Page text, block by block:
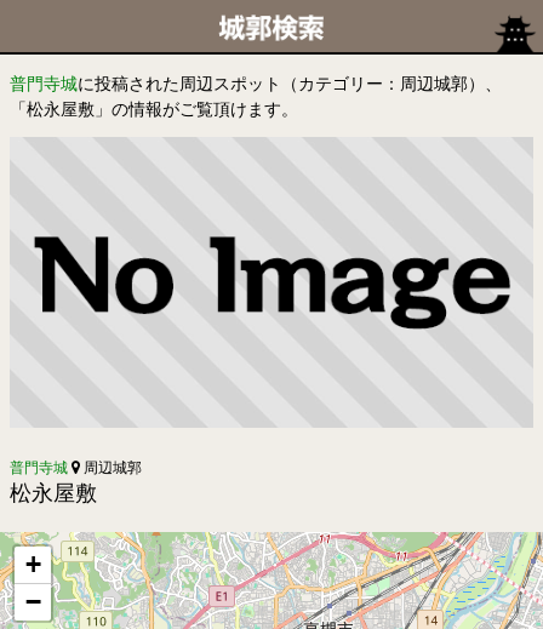
普門寺城に投稿された周辺スポット（カテゴリー：周辺城郭）、
「松永屋敷」の情報がご覧頂けます。
普門寺城 周辺城郭
松永屋敷
+
−